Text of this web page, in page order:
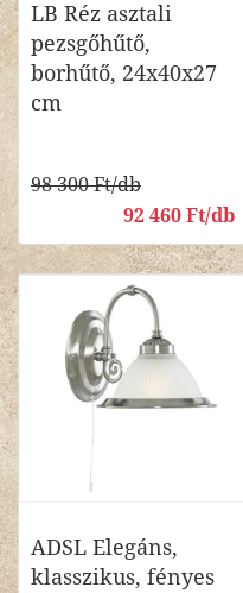
LB Réz asztali
pezsgőhűtő,
borhűtő, 24x40x27
cm
98 300 Ft/db
92 460 Ft/db
ADSL Elegáns,
klasszikus, fényes